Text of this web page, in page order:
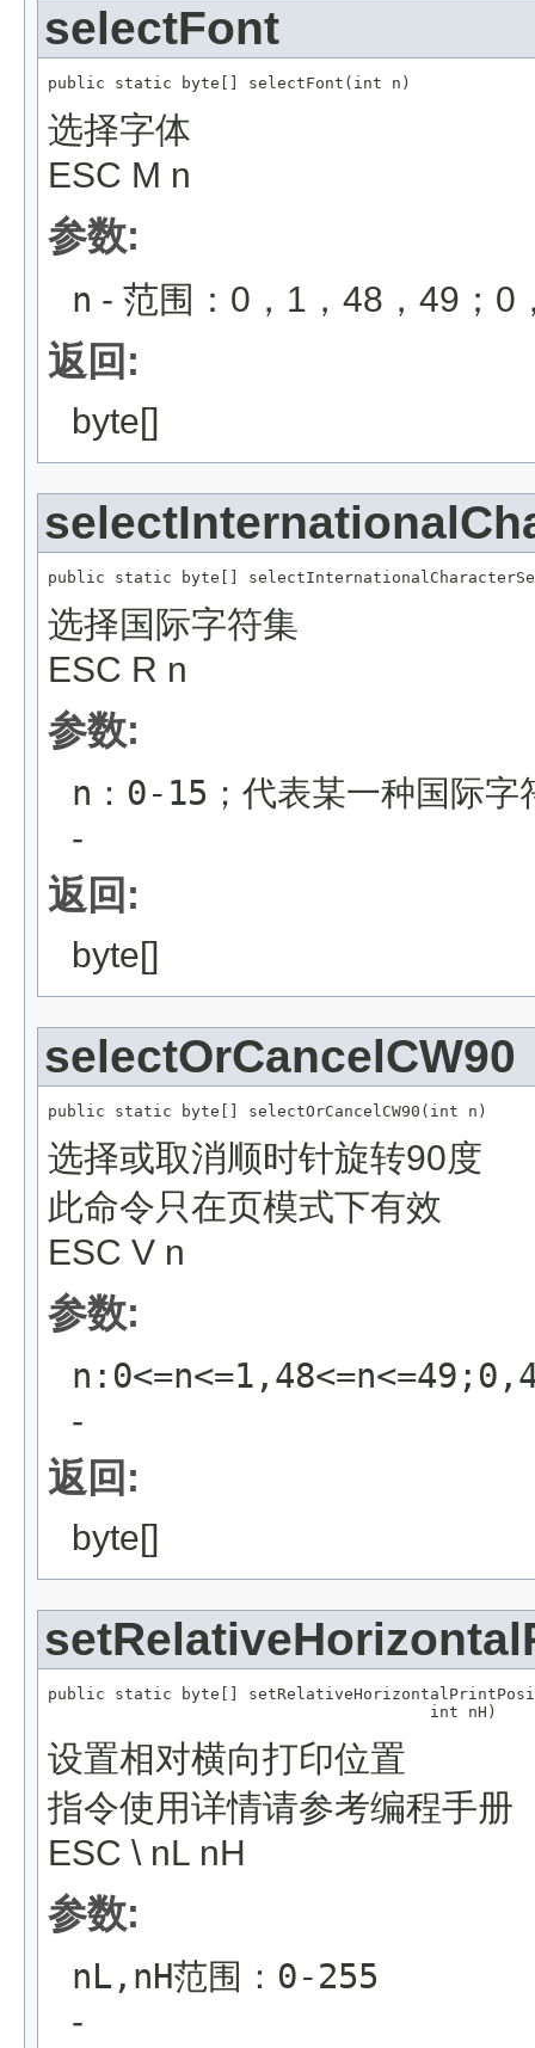
selectFont
public static byte[] selectFont(int n)
选择字体
ESC M n
参数:
n - 范围：0，1，48，49；0
返回:
byte[]
public static byte[]
选择国际字符集
ESC R n
参数:
n：0-15；代表某一种国际字
-
返回:
byte[]
selectOrCancelCW90
public static byte[] selectOrCancelCW90(int n)
选择或取消顺时针旋转90度
此命令只在页模式下有效
ESC V n
参数:
-
返回:
byte[]
public static byte[]
                                        int nH)
设置相对横向打印位置
指令使用详情请参考编程手册
ESC \ nL nH
参数:
nL,nH范围：0-255
-